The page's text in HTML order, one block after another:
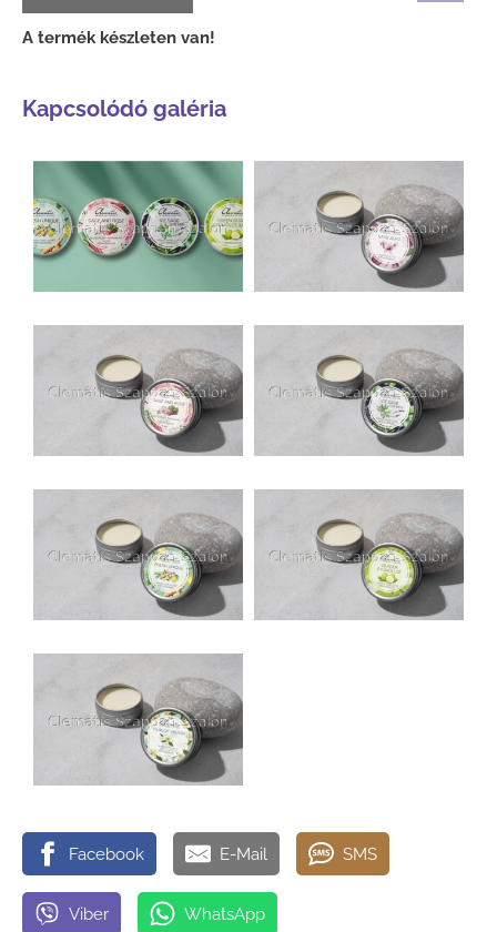
A termék készleten van!
Kapcsolódó galéria
Facebook E-Mail SMS
Viber WhatsApp